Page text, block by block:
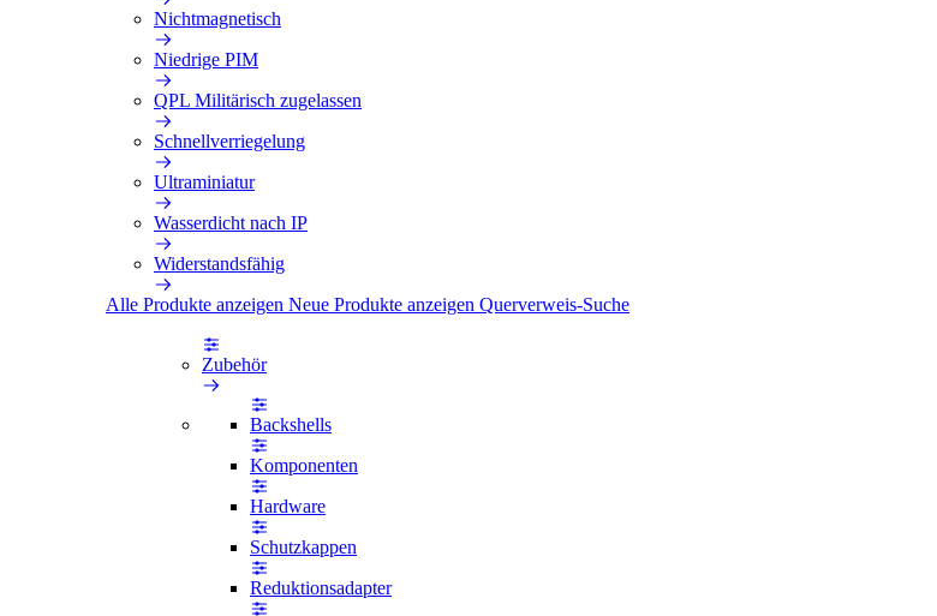
Nichtmagnetisch
Niedrige PIM
QPL Militärisch zugelassen
Schnellverriegelung
Ultraminiatur
Wasserdicht nach IP
Widerstandsfähig
Alle Produkte anzeigen Neue Produkte anzeigen Querverweis-Suche
Zubehör
Backshells
Komponenten
Hardware
Schutzkappen
Reduktionsadapter